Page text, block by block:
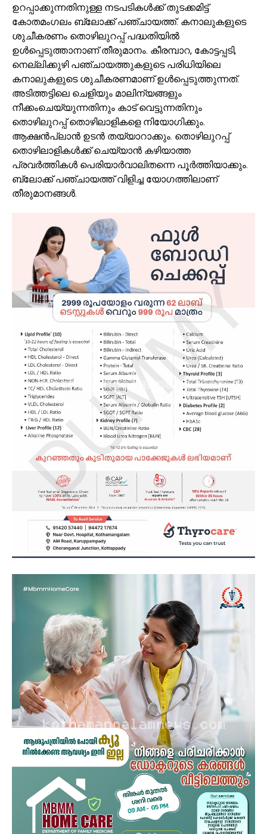
ഉറപ്പാക്കുന്നതിനുള്ള നടപടികള്‍ക്ക് തുടക്കമിട്ട്
കോതമംഗലം ബ്ലോക്ക് പഞ്ചായത്ത്. കനാലുകളുടെ
ശുചീകരണം തൊഴിലുറപ്പ് പദ്ധതിയില്‍
ഉള്‍പ്പെടുത്താനാണ് തീരുമാനം. കീരമ്പാറ, കോട്ടപ്പടി,
നെല്ലിക്കുഴി പഞ്ചായത്തുകളുടെ പരിധിയിലെ
കനാലുകളുടെ ശുചീകരണമാണ് ഉള്‍പ്പെടുത്തുന്നത്.
അടിത്തട്ടിലെ ചെളിയും മാലിന്യങ്ങളും
നീക്കംചെയ്യുന്നതിനും കാട് വെട്ടുന്നതിനും
തൊഴിലുറപ്പ് തൊഴിലാളികളെ നിയോഗിക്കും.
ആക്ഷന്‍പ്ലാന്‍ ഉടന്‍ തയ്യാറാക്കും. തൊഴിലുറപ്പ്
തൊഴിലാളികള്‍ക്ക് ചെയ്യാന്‍ കഴിയാത്ത
പ്രവര്‍ത്തികള്‍ പെരിയാര്‍വാലിതന്നെ പൂര്‍ത്തിയാക്കും.
ബ്ലോക്ക് പഞ്ചായത്ത് വിളിച്ച യോഗത്തിലാണ്
തീരുമാനങ്ങള്‍.